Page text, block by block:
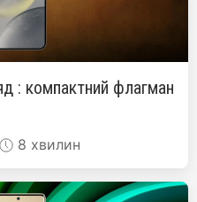
: компактний флагман
8 хвилин